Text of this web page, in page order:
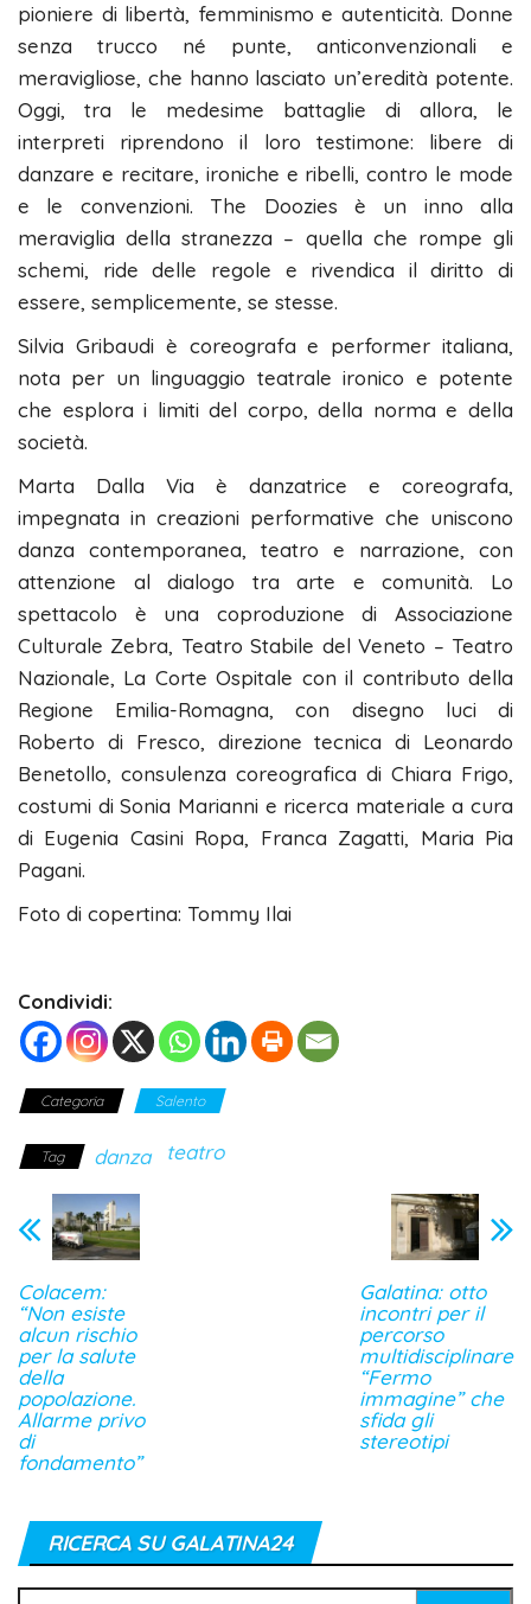
pioniere di libertà, femminismo e autenticità. Donne
senza trucco né punte, anticonvenzionali e
meravigliose, che hanno lasciato un’eredità potente.
Oggi, tra le medesime battaglie di allora, le
interpreti riprendono il loro testimone: libere di
danzare e recitare, ironiche e ribelli, contro le mode
e le convenzioni. The Doozies è un inno alla
meraviglia della stranezza – quella che rompe gli
schemi, ride delle regole e rivendica il diritto di
essere, semplicemente, se stesse.
Silvia Gribaudi è coreografa e performer italiana,
nota per un linguaggio teatrale ironico e potente
che esplora i limiti del corpo, della norma e della
società.
Marta Dalla Via è danzatrice e coreografa,
impegnata in creazioni performative che uniscono
danza contemporanea, teatro e narrazione, con
attenzione al dialogo tra arte e comunità. Lo
spettacolo è una coproduzione di Associazione
Culturale Zebra, Teatro Stabile del Veneto – Teatro
Nazionale, La Corte Ospitale con il contributo della
Regione Emilia-Romagna, con disegno luci di
Roberto di Fresco, direzione tecnica di Leonardo
Benetollo, consulenza coreografica di Chiara Frigo,
costumi di Sonia Marianni e ricerca materiale a cura
di Eugenia Casini Ropa, Franca Zagatti, Maria Pia
Pagani.
Foto di copertina: Tommy Ilai
Condividi:
Categoria Salento
Tag danza teatro
Colacem:
“Non esiste
alcun rischio
per la salute
della
popolazione.
Allarme privo
di
fondamento”
Galatina: otto
incontri per il
percorso
multidisciplinare
“Fermo
immagine” che
sfida gli
stereotipi
RICERCA SU GALATINA24